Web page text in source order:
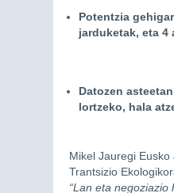
Potentzia
jarduketak, eta 4
Datozen
lortzeko, hala
Mikel Jauregi
Trantsizio
“Lan eta